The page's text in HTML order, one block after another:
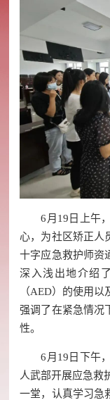
6月19日上午
心，为社区矫正人
十字应急救护师资
深入浅出地介绍
（AED）的使用
强调了在紧急情况
性。
6月19日下午
人武部开展应急救
一堂，认真学习急